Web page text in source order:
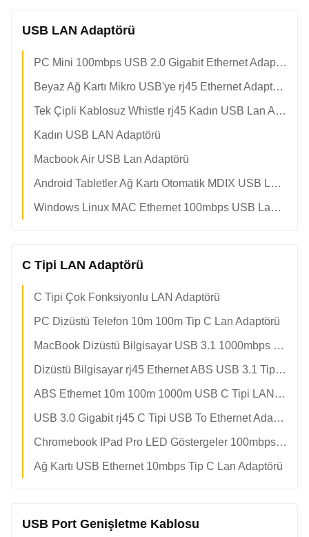
USB LAN Adaptörü
PC Mini 100mbps USB 2.0 Gigabit Ethernet Adaptörü
Beyaz Ağ Kartı Mikro USB'ye rj45 Ethernet Adaptörü
Tek Çipli Kablosuz Whistle rj45 Kadın USB Lan Adaptörü
Kadın USB LAN Adaptörü
Macbook Air USB Lan Adaptörü
Android Tabletler Ağ Kartı Otomatik MDIX USB Lan Adaptörü
Windows Linux MAC Ethernet 100mbps USB Lan Adaptörü
C Tipi LAN Adaptörü
C Tipi Çok Fonksiyonlu LAN Adaptörü
PC Dizüstü Telefon 10m 100m Tip C Lan Adaptörü
MacBook Dizüstü Bilgisayar USB 3.1 1000mbps Tip C Lan Adaptörü
Dizüstü Bilgisayar rj45 Ethernet ABS USB 3.1 Tip C Lan Adaptörü
ABS Ethernet 10m 100m 1000m USB C Tipi LAN Adaptörü
USB 3.0 Gigabit rj45 C Tipi USB To Ethernet Adaptörü
Chromebook IPad Pro LED Göstergeler 100mbps Tip C Lan Adaptörü
Ağ Kartı USB Ethernet 10mbps Tip C Lan Adaptörü
USB Port Genişletme Kablosu